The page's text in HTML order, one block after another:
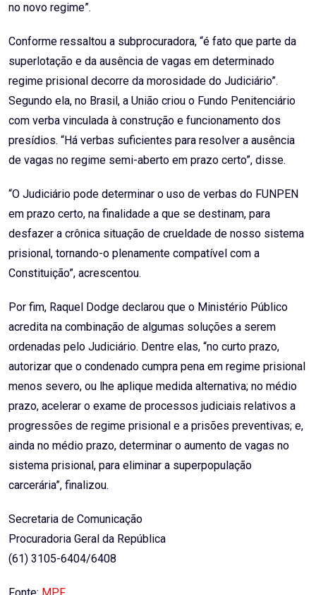
no novo regime”.
Conforme ressaltou a subprocuradora, “é fato que parte da
superlotação e da ausência de vagas em determinado
regime prisional decorre da morosidade do Judiciário”.
Segundo ela, no Brasil, a União criou o Fundo Penitenciário
com verba vinculada à construção e funcionamento dos
presídios. “Há verbas suficientes para resolver a ausência
de vagas no regime semi-aberto em prazo certo”, disse.
“O Judiciário pode determinar o uso de verbas do FUNPEN
em prazo certo, na finalidade a que se destinam, para
desfazer a crônica situação de crueldade de nosso sistema
prisional, tornando-o plenamente compatível com a
Constituição”, acrescentou.
Por fim, Raquel Dodge declarou que o Ministério Público
acredita na combinação de algumas soluções a serem
ordenadas pelo Judiciário. Dentre elas, “no curto prazo,
autorizar que o condenado cumpra pena em regime prisional
menos severo, ou lhe aplique medida alternativa; no médio
prazo, acelerar o exame de processos judiciais relativos a
progressões de regime prisional e a prisões preventivas; e,
ainda no médio prazo, determinar o aumento de vagas no
sistema prisional, para eliminar a superpopulação
carcerária”, finalizou.
Secretaria de Comunicação
Procuradoria Geral da República
(61) 3105-6404/6408